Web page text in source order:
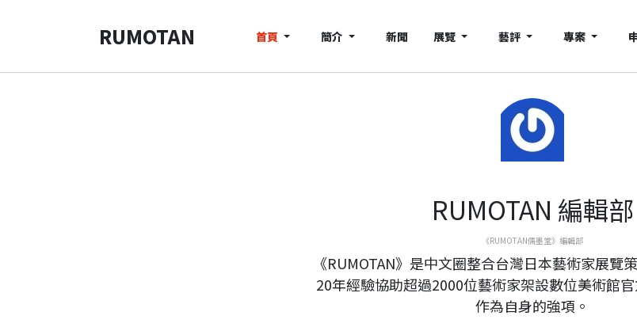
RUMOTAN 首頁 簡介 新聞 展覽 藝評 專案
RUMOTAN 編輯部
《RUMOTAN儒墨堂》編輯部
《RUMOTAN》是中文圈整合台灣日本藝術家展覽
20年經驗協助超過2000位藝術家架設數位美術館
作為自身的強項。